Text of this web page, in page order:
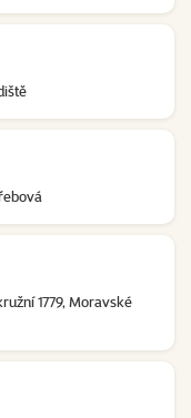
1779, Moravské